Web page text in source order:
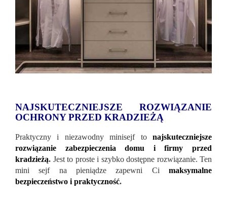
NAJSKUTECZNIEJSZE ROZWIĄZANIE
OCHRONY PRZED KRADZIEŻĄ
Praktyczny i niezawodny minisejf to najskuteczniejsze
rozwiązanie zabezpieczenia domu i firmy przed
kradzieżą. Jest to proste i szybko dostępne rozwiązanie. Ten
mini sejf na pieniądze zapewni Ci maksymalne
bezpieczeństwo i praktyczność.